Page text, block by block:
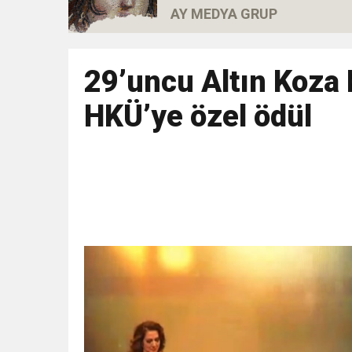
11:36
11:32 Dr. Öcük, karın germe
10:45 Terör Örgütüne MİT’ten
AY MEDYA GRUP
29’uncu Altın
HKÜ’ye özel ödül